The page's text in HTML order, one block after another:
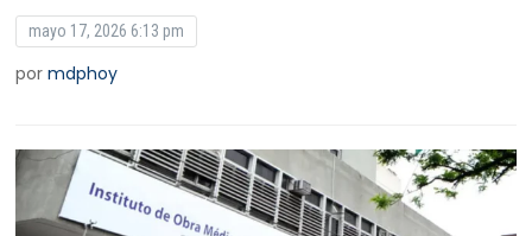
mayo 17, 2026 6:13 pm
pormdphoy